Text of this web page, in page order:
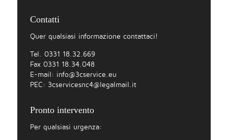
Contatti
Quer qualsiasi informazione contattaci!
Tel. 0331 18.32.669
Fax 0331 18.34.048
E-mail: info@3cservice.eu
PEC: 3cservicesnc4@legalmail.it
Pronto intervento
Per qualsiasi urgenza: